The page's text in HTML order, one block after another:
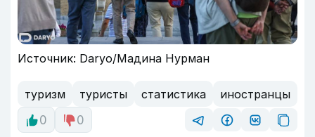
Источник: Daryo/Мадина Нурман
туризм туристы статистика
иностранцы
0
0